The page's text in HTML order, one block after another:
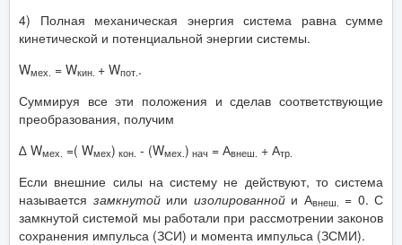
4) Полная механическая энергия система равна сумме
кинетической и потенциальной энергии системы.
Wмех. = Wкин. + Wпот..
Суммируя все эти положения и сделав соответствующие
преобразования, получим
∆ Wмех. =( Wмех) кон. - (Wмех.) нач = Авнеш. + Атр.
Если внешние силы на систему не действуют, то система
называется замкнутой или изолированнойи Авнеш. = 0. С
замкнутой системой мы работали при рассмотрении законов
сохранения импульса (ЗСИ) и момента импульса (ЗСМИ).